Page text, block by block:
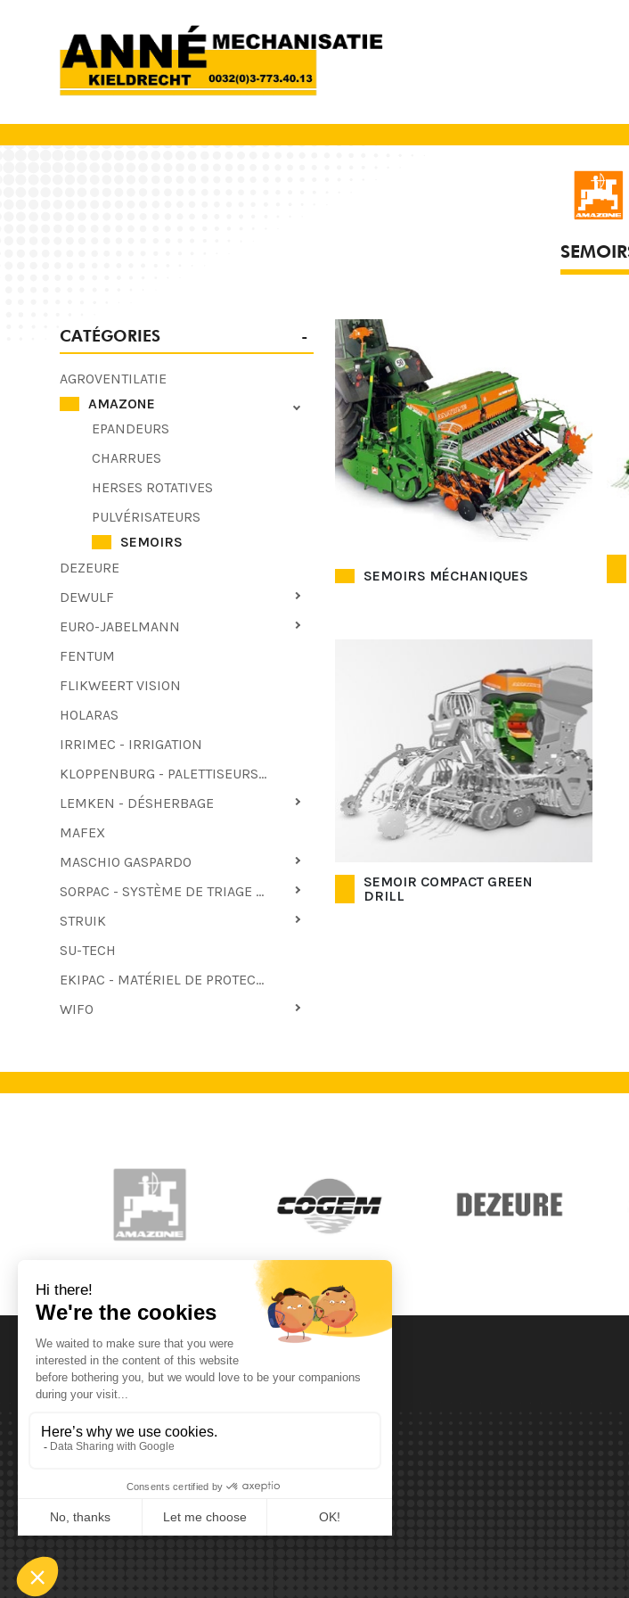
CATÉGORIES
AGROVENTILATIE
AMAZONE
EPANDEURS
CHARRUES
HERSES ROTATIVES
PULVÉRISATEURS
SEMOIRS
DEZEURE
DEWULF
EURO-JABELMANN
FENTUM
FLIKWEERT VISION
HOLARAS
IRRIMEC - IRRIGATION
KLOPPENBURG - PALETTISEURS - TIREUR DE FANES
LEMKEN - DÉSHERBAGE
MAFEX
MASCHIO GASPARDO
SORPAC - SYSTÈME DE TRIAGE ET D'EMBALLAGE
STRUIK
SU-TECH
EKIPAC - MATÉRIEL DE PROTECTION
WIFO
SEMOIRS MÉCHANIQUES
SEMOIR COMPACT GREEN
DRILL
Horaires d'ouvertures
De 08:00 à 12:00 et de 13:00 à 17:30
Samedi :
Fermé